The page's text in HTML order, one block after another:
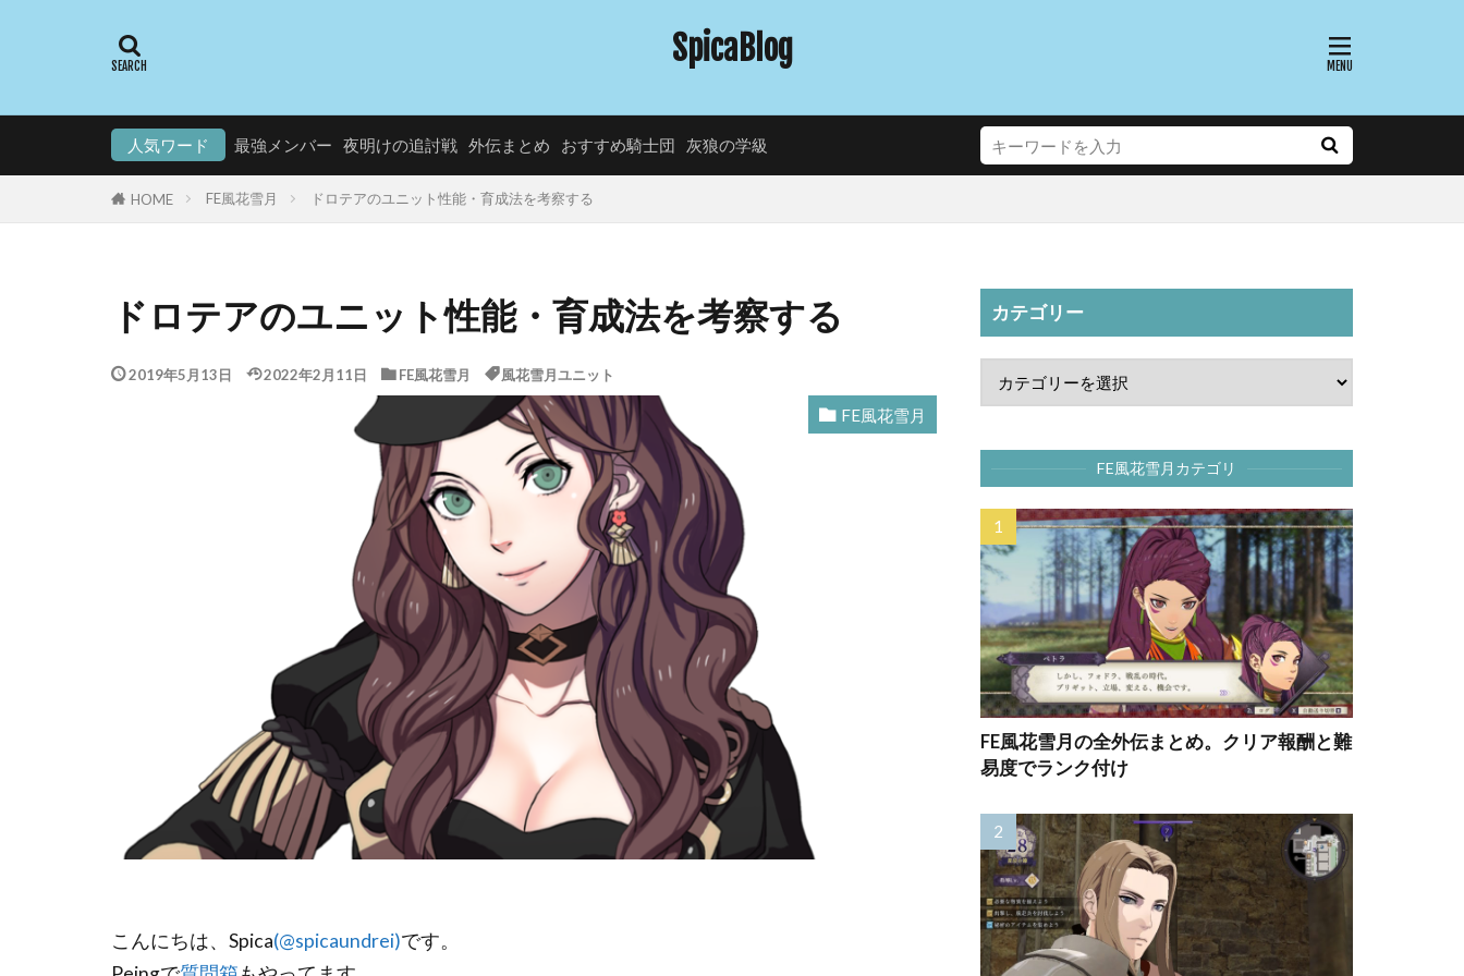
SpicaBlog
人気ワード 最強メンバー 夜明けの追討戦 外伝まとめ おすすめ騎士団 灰狼の学級
HOME FE風花雪月 ドロテアのユニット性能・育成法を考察する
ドロテアのユニット性能・育成法を考察する
2019年5月13日 2022年2月11日 FE風花雪月 風花雪月ユニット
FE風花雪月
こんにちは、Spica(@spicaundrei)です。
カテゴリー
FE風花雪月カテゴリ
FE風花雪月の全外伝まとめ。クリア報酬と難
易度でランク付け